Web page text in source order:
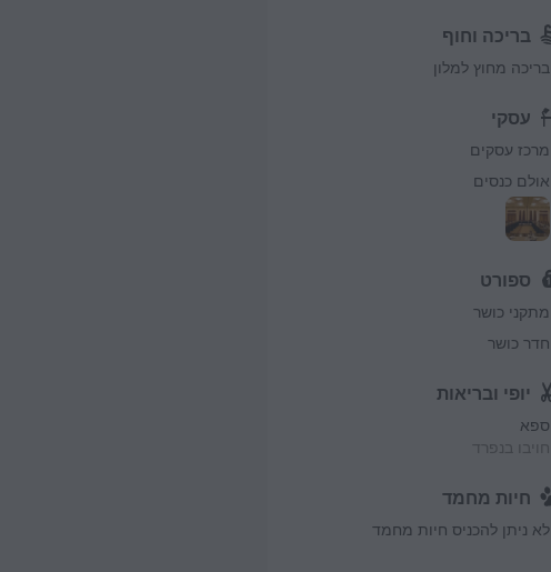
בריכה וחוף
בריכה מחוץ למלון
עסקי
מרכז עסקים
אולם כנסים
ספורט
מתקני כושר
חדר כושר
יופי ובריאות
ספא
חויבו בנפרד
חיות מחמד
לא ניתן להכניס חיות מחמד